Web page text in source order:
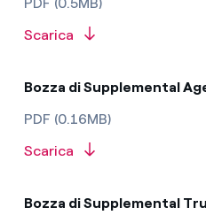
Scarica
Bozza di Supplemental
PDF (0.16MB)
Scarica
Bozza di Supplemental